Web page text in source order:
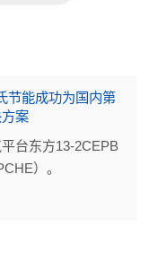
节能成功为国内第
案
台东方13-2CEPB
）。